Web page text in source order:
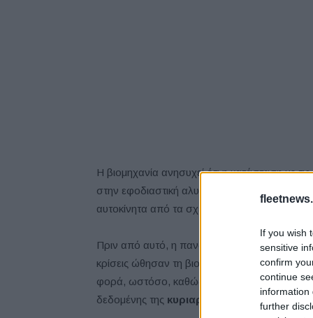
If you wish
sensitive
confirm
continue
information
further
Η βιομηχανία ανησυχεί ότι η κατάσταση με
στην εφοδιαστική αλυσίδα μέσα σε πέντε
αυτοκίνητα από τα σχέδια παραγωγής των
Πριν από αυτό, η πανδημία του κορονοϊού το
κρίσεις ώθησαν τη βιομηχανία να ενισχύσει
φορά, ωστόσο, καθώς η στενότητα στις
δεδομένης της κυριαρχίας της Κίνας